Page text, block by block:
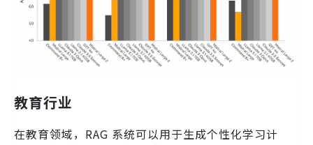
教育行业
在教育领域，RAG 系统可以用于生成个性化学习计